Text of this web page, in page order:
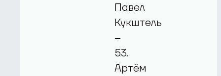
Павел
Кукштель
–
53.
Артём